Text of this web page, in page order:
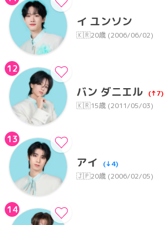
イ ユンソン
🇰🇷20歳 (2006/06/02)
12
バン ダニエル (↑7)
🇰🇷15歳 (2011/05/03)
13
アイ
(↓4)
🇯🇵20歳 (2006/02/05)
14